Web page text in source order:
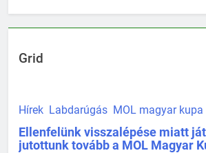
Grid
Hírek Labdarúgás MOL magyar kupa
Ellenfelünk visszalépése miatt
jutottunk tovább a MOL Magyar